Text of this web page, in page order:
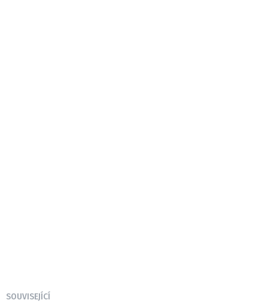
SOUVISEJÍCÍ